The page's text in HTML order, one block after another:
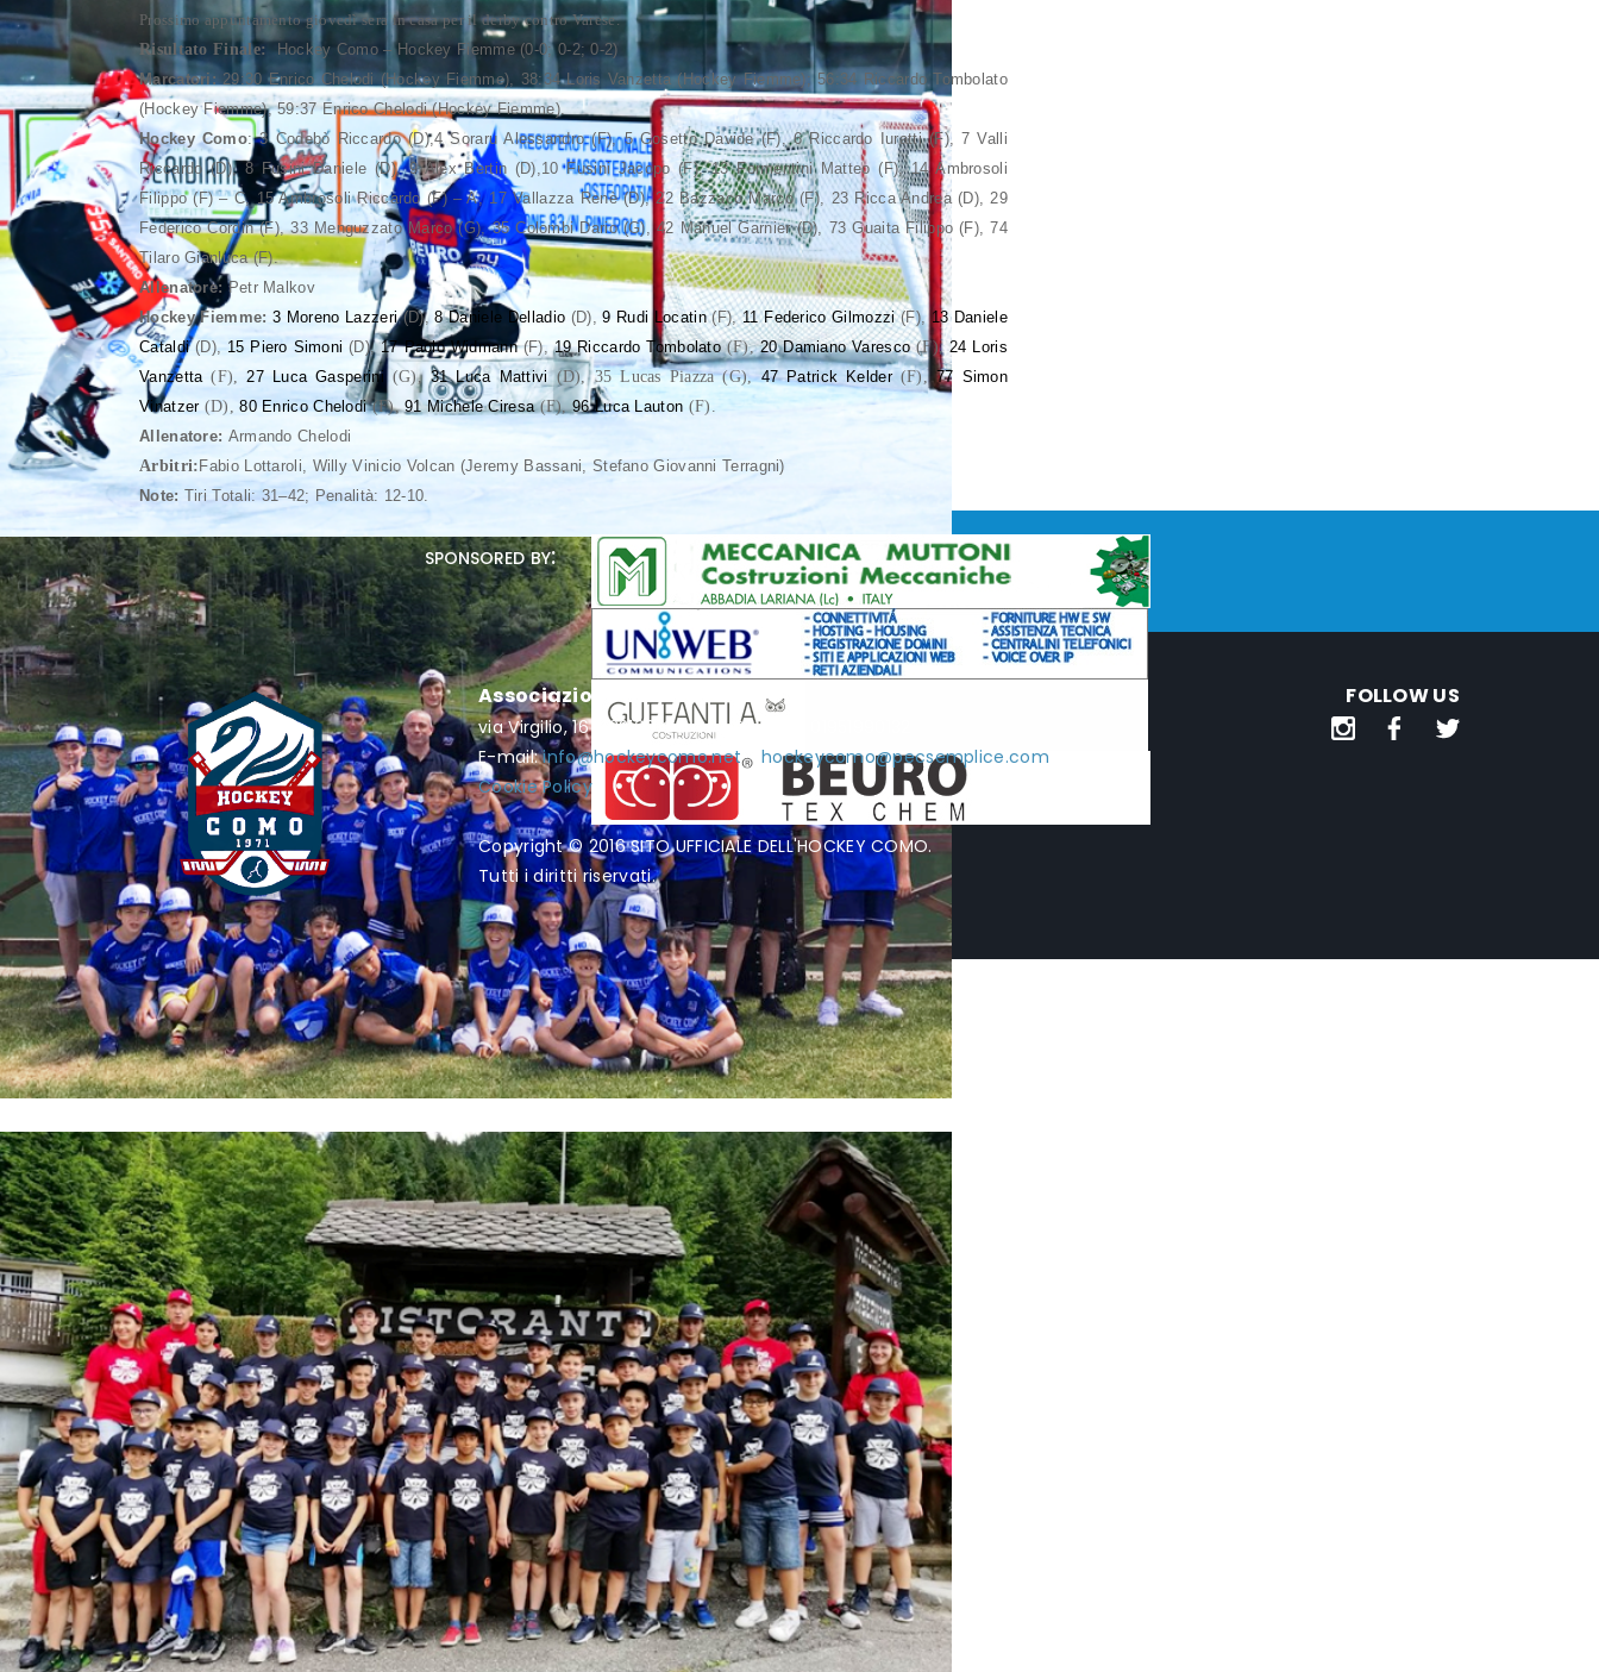
Prossimo appuntamento giovedì sera in casa per il derby contro Varese.
Risultato Finale: Hockey Como – Hockey Fiemme (0-0; 0-2; 0-2)
Marcatori: 29:30 Enrico Chelodi (Hockey Fiemme), 38:34 Loris Vanzetta (Hockey Fiemme); 56:34 Riccardo Tombolato
(Hockey Fiemme), 59:37 Enrico Chelodi (Hockey Fiemme).
Hockey Como: 3 Codebò Riccardo (D),4 Soraru Alessandro (F), 5 Gosetto Davide (F), 6 Riccardo Iuratti (F), 7 Valli
Riccardo (D), 8 Fusini Daniele (D), 9 Alex Bertin (D),10 Fusini Jacopo (F), 13 Formentini Matteo (F), 14 Ambrosoli
Filippo (F) – C, 15 Ambrosoli Riccardo (F) – A, 17 Vallazza Renè (D), 22 Bazzaco Marco (F), 23 Ricca Andrea (D), 29
Federico Cordin (F), 33 Menguzzato Marco (G), 35 Colombi Dario (G), 42 Manuel Garnier (D), 73 Guaita Filippo (F), 74
Tilaro Gianluca (F).
Allenatore: Petr Malkov
Hockey Fiemme: 3 Moreno Lazzeri(D),8 Daniele Delladio (D),9 Rudi Locatin (F),11 Federico Gilmozzi (F), 13 Daniele
Cataldi(D), 15 Piero Simoni (D),17 Paolo Widmann (F),19 Riccardo Tombolato (F),20 Damiano Varesco (F),24 Loris
Vanzetta (F),27 Luca Gasperini (G), 31 Luca Mattivi (D), 35 Lucas Piazza (G),47 Patrick Kelder (F), 77 Simon
Vinatzer(D),80 Enrico Chelodi (F),91 Michele Ciresa (F),96 Luca Lauton (F).
Allenatore: Armando Chelodi
Arbitri:Fabio Lottaroli, Willy Vinicio Volcan (Jeremy Bassani, Stefano Giovanni Terragni)
Note: Tiri Totali: 31–42; Penalità: 12-10.
sponsored by:
Associazione Hockey Como
via Virgilio, 16 - 22100 Como - P.I. / C.F. 01951990132
E-mail:info@hockeycomo.net-hockeycomo@pecsemplice.com
Cookie Policy
Copyright © 2016 SITO UFFICIALE DELL'HOCKEY COMO.
Tutti i diritti riservati.
FOLLOW US